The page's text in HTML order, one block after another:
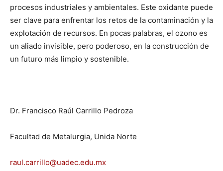
procesos industriales y ambientales. Este oxidante puede
ser clave para enfrentar los retos de la contaminación y la
explotación de recursos. En pocas palabras, el ozono es
un aliado invisible, pero poderoso, en la construcción de
un futuro más limpio y sostenible.
Dr. Francisco Raúl Carrillo Pedroza
Facultad de Metalurgia, Unida Norte
raul.carrillo@uadec.edu.mx